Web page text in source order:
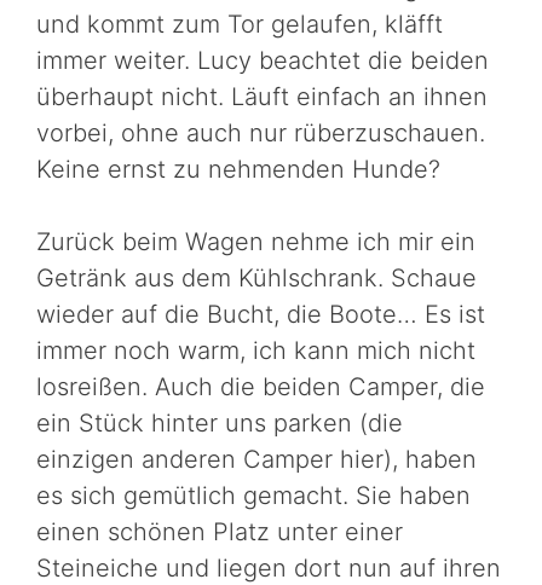
und kommt zum Tor gelaufen, kläfft
immer weiter. Lucy beachtet die beiden
überhaupt nicht. Läuft einfach an ihnen
vorbei, ohne auch nur rüberzuschauen.
Keine ernst zu nehmenden Hunde?
Zurück beim Wagen nehme ich mir ein
Getränk aus dem Kühlschrank. Schaue
wieder auf die Bucht, die Boote… Es ist
immer noch warm, ich kann mich nicht
losreißen. Auch die beiden Camper, die
ein Stück hinter uns parken (die
einzigen anderen Camper hier), haben
es sich gemütlich gemacht. Sie haben
einen schönen Platz unter einer
Steineiche und liegen dort nun auf ihren